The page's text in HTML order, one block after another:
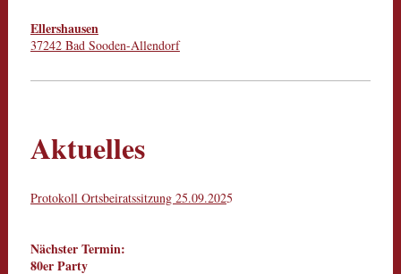
Ellershausen
37242 Bad Sooden-Allendorf
Aktuelles
Protokoll Ortsbeiratssitzung 25.09.2025
Nächster Termin:
80er Party